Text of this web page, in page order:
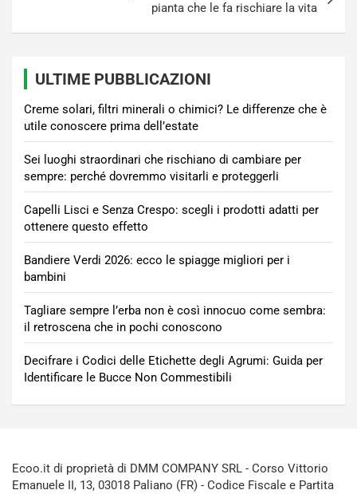
pianta che le fa rischiare la vita
ULTIME PUBBLICAZIONI
Creme solari, filtri minerali o chimici? Le differenze che è
utile conoscere prima dell’estate
Sei luoghi straordinari che rischiano di cambiare per
sempre: perché dovremmo visitarli e proteggerli
Capelli Lisci e Senza Crespo: scegli i prodotti adatti per
ottenere questo effetto
Bandiere Verdi 2026: ecco le spiagge migliori per i
bambini
Tagliare sempre l’erba non è così innocuo come sembra:
il retroscena che in pochi conoscono
Decifrare i Codici delle Etichette degli Agrumi: Guida per
Identificare le Bucce Non Commestibili
Ecoo.it di proprietà di DMM COMPANY SRL - Corso Vittorio
Emanuele II, 13, 03018 Paliano (FR) - Codice Fiscale e Partita